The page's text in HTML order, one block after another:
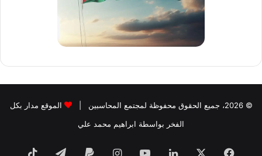
© 2026، جميع الحقوق محفوظة لمجتمع المحاسبين |
الموقع مدار بكل
الفخر بواسطة ابراهيم محمد علي
فيسبوك لينكدإن‫YouTubeانستقرام
‏Paypal تيلقرام